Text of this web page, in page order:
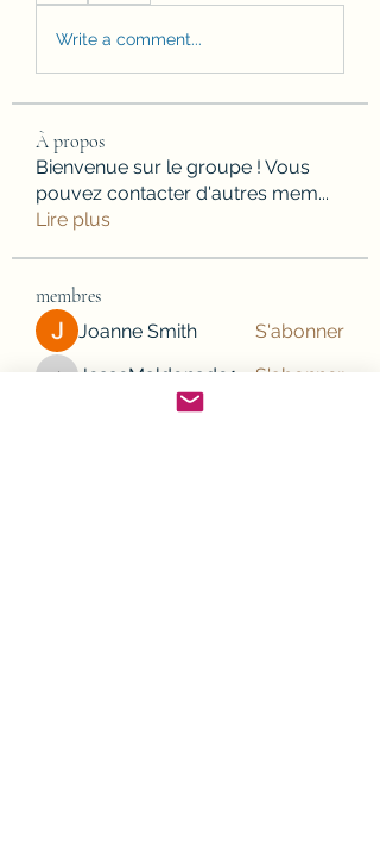
Write a comment...
À propos
Bienvenue sur le groupe ! Vous
pouvez contacter d'autres mem...
Lire plus
membres
Joanne Smith S'abonner
S'abonner
Gamov Odas